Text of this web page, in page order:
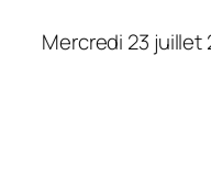
Mercredi 23 juillet